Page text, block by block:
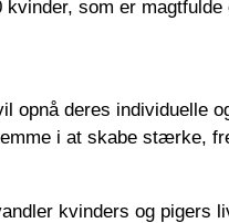
kvinder, som er
opnå deres individuelle
i at skabe stærke,
kvinders og pigers